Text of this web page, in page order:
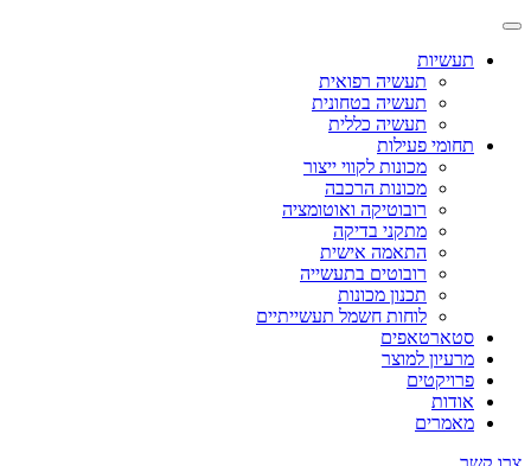
תעשיות
תעשיה רפואית
תעשיה בטחונית
תעשיה כללית
תחומי פעילות
מכונות לקווי ייצור
מכונות הרכבה
רובוטיקה ואוטומציה
מתקני בדיקה
התאמה אישית
רובוטים בתעשייה
תכנון מכונות
לוחות חשמל תעשייתיים
סטארטאפים
מרעיון למוצר
פרויקטים
אודות
מאמרים